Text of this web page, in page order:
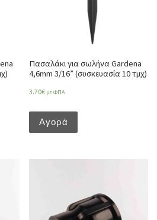
Πασαλάκι για σωλήνα Gardena
4,6mm 3/16” (συσκευασία 10 τμχ)
3.70€ με ΦΠΑ
Αγορά